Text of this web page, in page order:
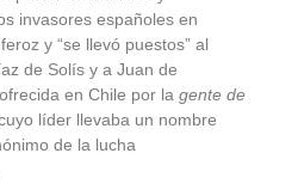
invasores españoles en
y “se llevó puestos” al
de Solís y a Juan de
en Chile por la gente de
líder llevaba un nombre
de la lucha